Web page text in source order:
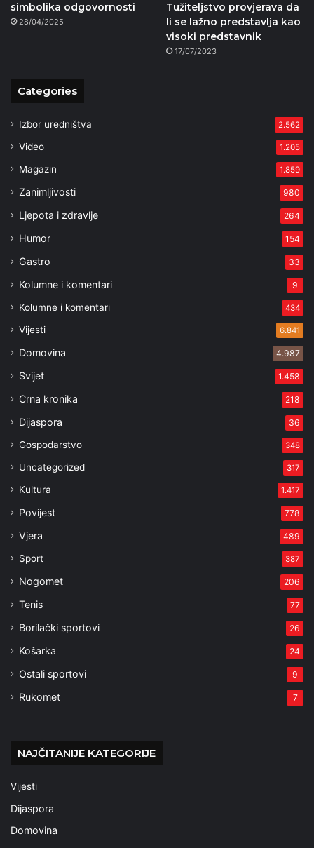
simbolika odgovornosti
28/04/2025
Tužiteljstvo provjerava da
li se lažno predstavlja kao
visoki predstavnik
17/07/2023
Categories
Izbor uredništva 2.562
Video 1.205
Magazin 1.859
Zanimljivosti 980
Ljepota i zdravlje 264
Humor 154
Gastro 33
Kolumne i komentari 9
Kolumne i komentari 434
Vijesti 6.841
Domovina 4.987
Svijet 1.458
Crna kronika 218
Dijaspora 36
Gospodarstvo 348
Uncategorized 317
Kultura 1.417
Povijest 778
Vjera 489
Sport 387
Nogomet 206
Tenis 77
Borilački sportovi 26
Košarka 24
Ostali sportovi 9
Rukomet 7
NAJČITANIJE KATEGORIJE
Vijesti
Dijaspora
Domovina